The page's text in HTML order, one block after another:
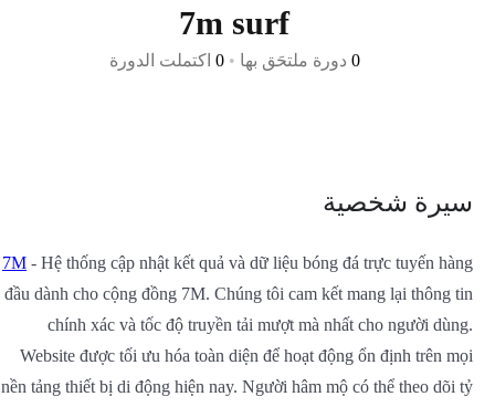
7m surf
دورة ملتحَق بها•
0اكتملت الدورة
سيرة شخصية
7M- Hệ thống cập nhật kết quả và dữ liệu bóng đá trực tuyến hàng
đầu dành cho cộng đồng 7M. Chúng tôi cam kết mang lại thông tin
chính xác và tốc độ truyền tải mượt mà nhất cho người dùng.
Website được tối ưu hóa toàn diện để hoạt động ổn định trên mọi
nền tảng thiết bị di động hiện nay. Người hâm mộ có thể theo dõi tỷ